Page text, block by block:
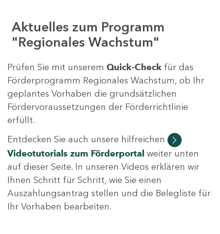
Aktuelles zum Programm
"Regionales Wachstum"
Prüfen Sie mit unserem Quick-Check für das
Förderprogramm Regionales Wachstum, ob Ihr
geplantes Vorhaben die grundsätzlichen
Fördervoraussetzungen der Förderrichtlinie
erfüllt.
Entdecken Sie auch unsere hilfreichen
Videotutorials zum Förderportal weiter unten
auf dieser Seite. In unseren Videos erklären wir
Ihnen Schritt für Schritt, wie Sie einen
Auszahlungsantrag stellen und die Belegliste für
Ihr Vorhaben bearbeiten.